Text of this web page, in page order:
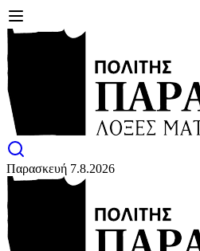
Παρασκευή 7.8.2026